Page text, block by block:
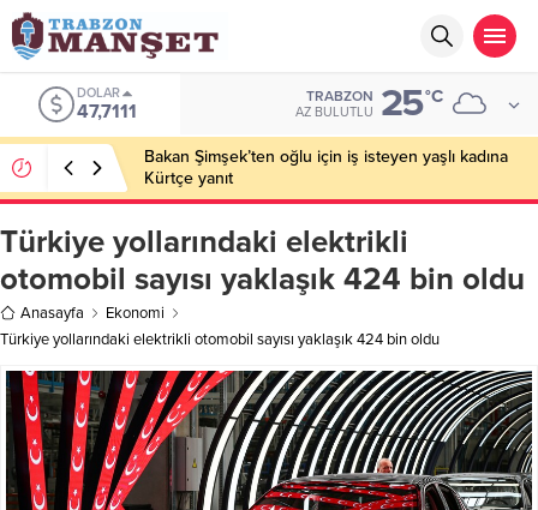
DOLAR
47,7111
TRABZON
AZ BULUTLU 25°C
Bakan Şimşek’ten oğlu için iş isteyen yaşlı kadına
Kürtçe yanıt
Türkiye yollarındaki elektrikli
otomobil sayısı yaklaşık 424 bin oldu
Anasayfa
Ekonomi
Türkiye yollarındaki elektrikli otomobil sayısı yaklaşık 424 bin oldu